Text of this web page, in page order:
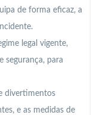
de forma eficaz, a
legal vigente,
segurança, para
divertimentos
e as medidas de